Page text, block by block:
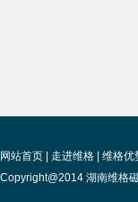
网站首页 走进维格 维格优
Copyright@2014 湖南维格